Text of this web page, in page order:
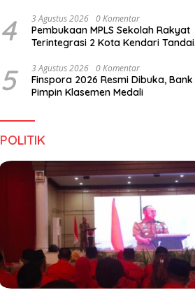
4 3 Agustus 2026 0 Komentar
Pembukaan MPLS Sekolah Rakyat
Terintegrasi 2 Kota Kendari Tandai
5 3 Agustus 2026 0 Komentar
Finspora 2026 Resmi Dibuka,
Pimpin Klasemen Medali
POLITIK